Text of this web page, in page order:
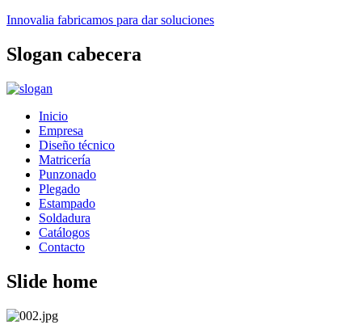
Innovalia fabricamos para dar soluciones
Slogan cabecera
Inicio
Empresa
Diseño técnico
Matricería
Punzonado
Plegado
Estampado
Soldadura
Catálogos
Contacto
Slide home